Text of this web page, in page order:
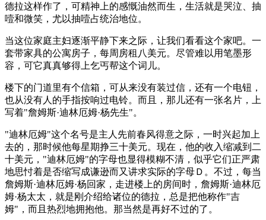
德拉这样作了，可精神上的感慨油然而生，生活就是哭泣、抽
噎和微笑，尤以抽噎占统治地位。
当这位家庭主妇逐渐平静下来之际，让我们看看这个家吧。一
套带家具的公寓房子，每周房租八美元。尽管难以用笔墨形
容，可它真真够得上乞丐帮这个词儿。
楼下的门道里有个信箱，可从来没有装过信，还有一个电钮，
也从没有人的手指按响过电铃。而且，那儿还有一张名片，上
写着"詹姆斯·迪林厄姆·杨先生"。
"迪林厄姆"这个名号是主人先前春风得意之际，一时兴起加上
去的，那时候他每星期挣三十美元。现在，他的收入缩减到二
十美元，"迪林厄姆"的字母也显得模糊不清，似乎它们正严肃
地思忖着是否缩写成谦逊而又讲求实际的字母Ｄ。不过，每当
詹姆斯·迪林厄姆·杨回家，走进楼上的房间时，詹姆斯·迪林厄
姆·杨太太，就是刚介绍给诸位的德拉，总是把他称作"吉
姆"，而且热烈地拥抱他。那当然是再好不过的了。